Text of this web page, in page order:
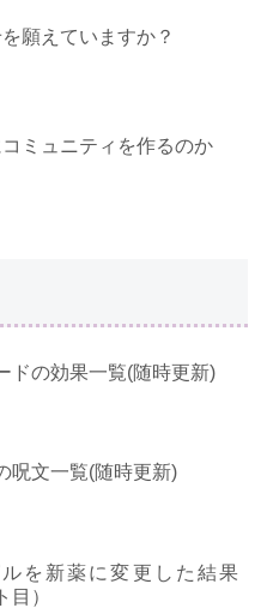
願えていますか？
ミュニティを作るのか
ドの効果一覧(随時更新)
呪文一覧(随時更新)
を新薬に変更した結果
目）